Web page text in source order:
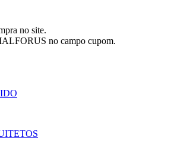
no site.
no campo cupom.